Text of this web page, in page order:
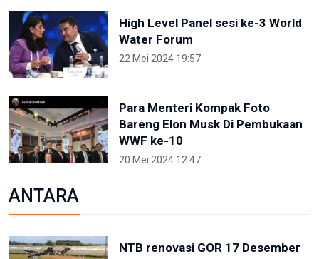
High Level Panel sesi ke-3 World
Water Forum
22 Mei 2024 19:57
Para Menteri Kompak Foto
Bareng Elon Musk Di Pembukaan
WWF ke-10
20 Mei 2024 12:47
ANTARA
NTB renovasi GOR 17 Desember